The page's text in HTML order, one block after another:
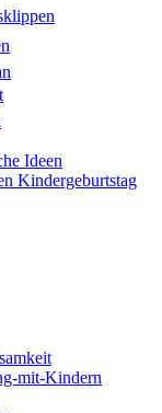
Ideen
Kindergeburtstag
mit-Kindern